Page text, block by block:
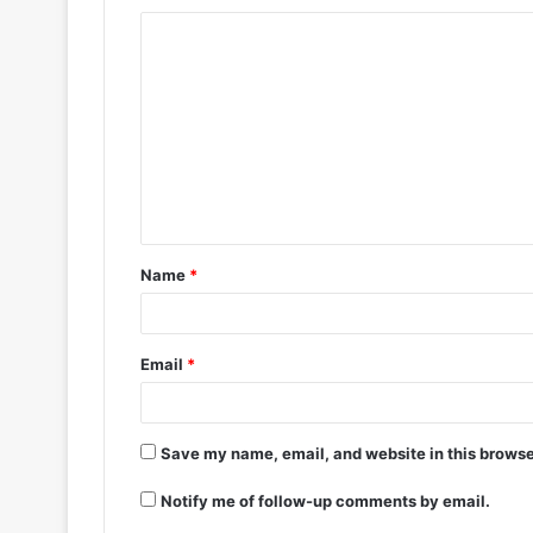
Name *
Email *
Save my name, email, and website in this
Notify me of follow-up comments by email.